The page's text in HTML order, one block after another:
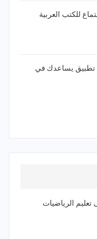
للكتب العربية
تطبيق يساعدك في
تعليم الرياضيات